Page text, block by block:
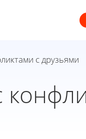
с друзьями